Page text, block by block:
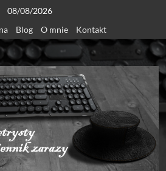
08/08/2026
Blog O mnie Kontakt